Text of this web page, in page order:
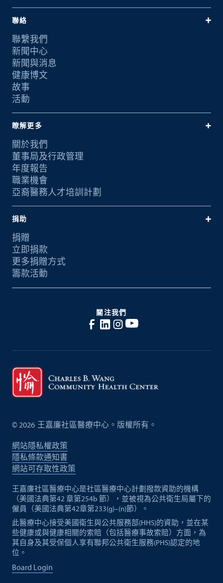
聯絡
聯繫我們
新聞中心
新聞與消息
健康博文
故事
活動
瞭解更多
關於我們
董事局及行政管理
年度報告
職業機會
亞裔醫務人才培訓計劃
捐助
捐贈
立即捐款
更多捐贈方式
籌款活動
關注我們
© 2026 王嘉廉社區醫療中心。版權所有。
網站隱私權政策
隱私條款通知書
網站可存取性政策
王嘉廉社區醫療中心是社區醫療中心計劃撥款資助的機構
（美國法典第42 章第254b 節），並被視為公共衛生局屬下的
僱員（美國法典第42章第233(g)–(n)節）。
此醫療中心接受美國衛生與公共服務部(HHS)的資助，並在某
些健康或與健康相關的索賠（包括醫療事故索賠）方面，為
其自身及其受保個人享有聯邦公共衛生服務(PHS)認定的地
位。
Board Login